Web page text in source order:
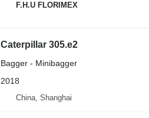
F.H.U FLORIMEX
Caterpillar 305.e2
Bagger - Minibagger
2018
China, Shanghai